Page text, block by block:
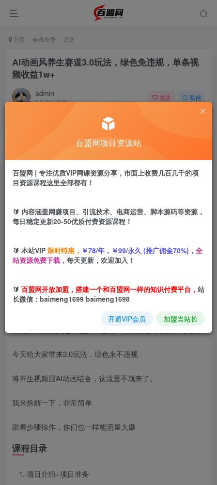
首页 会员免费 正文
AI动画风养生赛道3.0玩法，绿色免违规，单条视
频收益1w+
admin
9个月前更新
关注 私信
AI动画风养生赛道3.0玩法，绿色免违规，单条视频收益1w+
盟币 9.9
立即购买
养生赛道的新玩法，一直是爆火的赛道。
今天给大家带来3.0玩法，绿色永不违规
将养生视频跟AI动画结合，这流量不就来了。
我来拆解一下，非常简单
跟着步骤操作，你们也一样能流量大爆
课程目录
项目介绍+项目准备
百盟网项目资源站
百盟网 | 专注优质VIP网课资源分享，市面上收费几百几千的项
目资源课程这里全部都有！
🔰 内容涵盖网赚项目、引流技术、电商运营、脚本源码等资源，
每日稳定更新20-50优质付费资源课程！
🔰 本站VIP 限时特惠， ￥78/年，￥99/永久 (推广佣金70%)， 全
站资源免费下载， 每天更新，欢迎加入！
🔰 百盟网开放加盟，搭建一个和百盟网一样的知识付费平台， 站
长微信：baimeng1699 baimeng1698
开通VIP会员 加盟当站长